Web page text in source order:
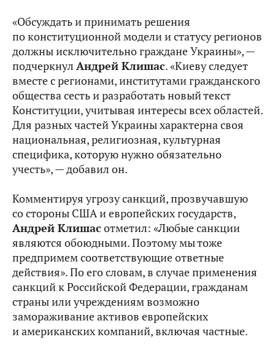
«Обсуждать и принимать решения
по конституционной модели и статусу регионов
должны исключительно граждане Украины», —
подчеркнул Андрей Клишас. «Киеву следует
вместе с регионами, институтами гражданского
общества сесть и разработать новый текст
Конституции, учитывая интересы всех областей.
Для разных частей Украины характерна своя
национальная, религиозная, культурная
специфика, которую нужно обязательно
учесть», — добавил он.
Комментируя угрозу санкций, прозвучавшую
со стороны США и европейских государств,
Андрей Клишас отметил: «Любые санкции
являются обоюдными. Поэтому мы тоже
предпримем соответствующие ответные
действия». По его словам, в случае применения
санкций к Российской Федерации, гражданам
страны или учреждениям возможно
замораживание активов европейских
и американских компаний, включая частные.